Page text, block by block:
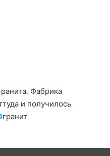
Фабрика
и получилось
гранит